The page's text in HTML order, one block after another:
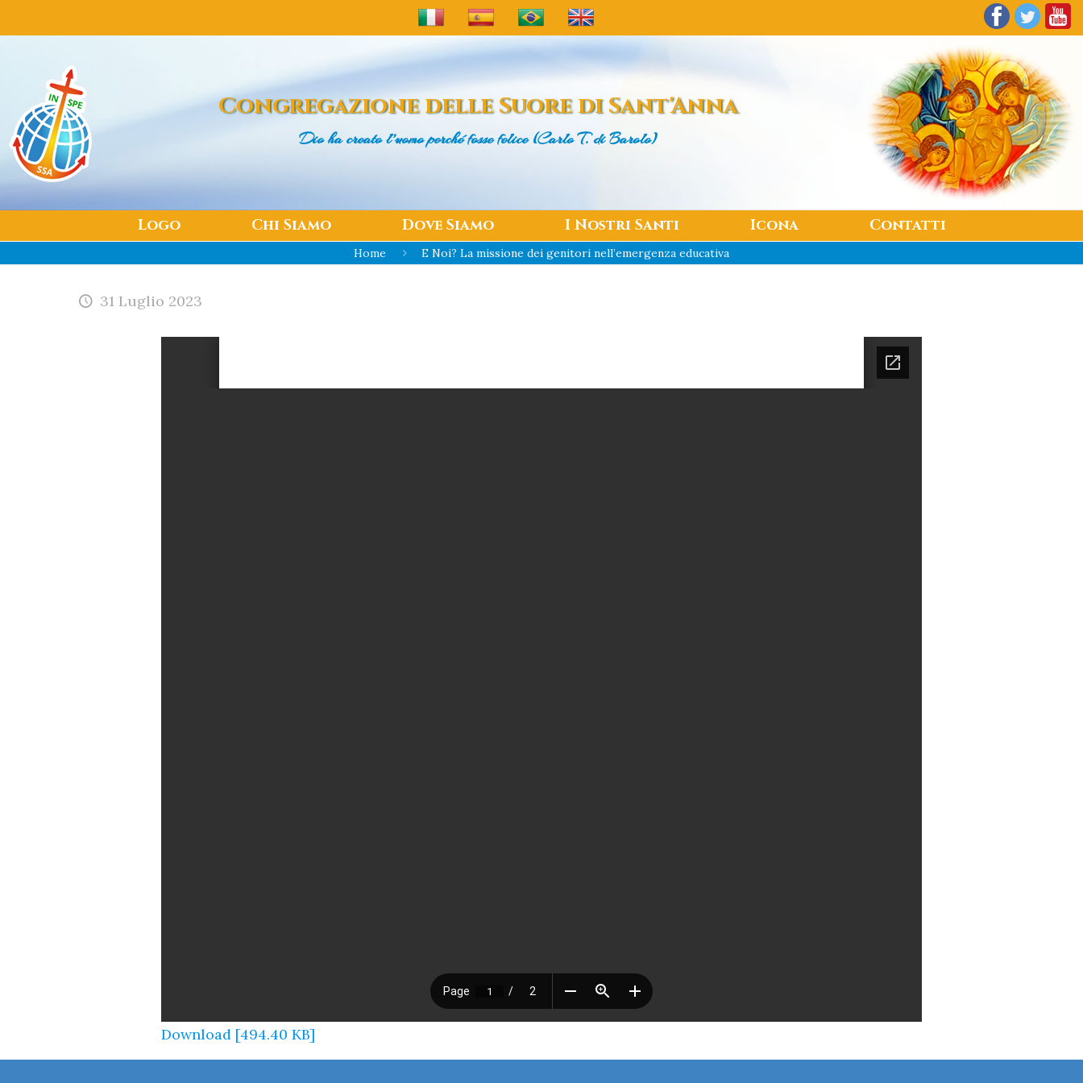
Congregazione delleSuore di Sant'Anna
Dio ha creato l’uomoperché fosse felice (Carlo T. di Barolo)
Logo Chi Siamo Dove Siamo I Nostri Santi Icona Contatti
Home E Noi? La missione dei genitori nell’emergenza educativa
31 Luglio 2023
Download [494.40 KB]